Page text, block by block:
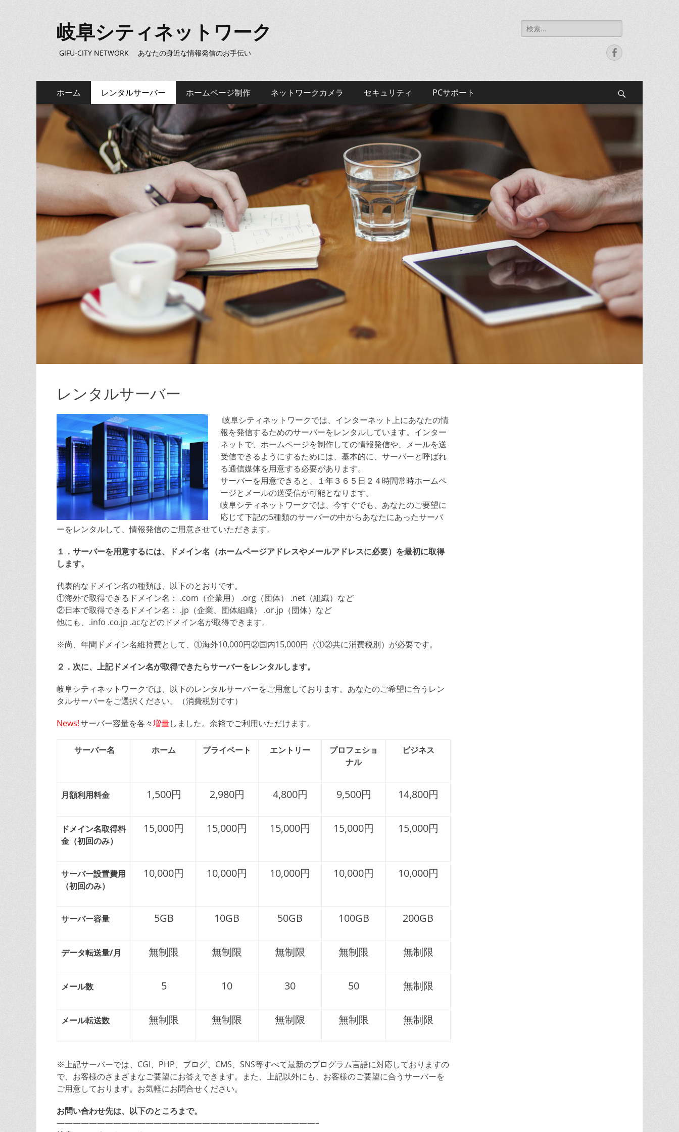
岐阜シティネットワーク
GIFU-CITY NETWORK あなたの身近な情報発信のお手伝い
検
索:
Facebook
メ
イ
ン
ニ
ー
テ
ン
プ
ホーム レンタルサーバー ホームページ制作 ネットワークカメラ セキュリティ PCサポート
レンタルサーバー
岐阜シティネットワークでは、インターネット上にあなたの情
報を発信するためのサーバーをレンタルしています。インター
ネットで、ホームページを制作しての情報発信や、メールを送
受信できるようにするためには、基本的に、サーバーと呼ばれ
る通信媒体を用意する必要があります。
サーバーを用意できると、１年３６５日２４時間常時ホームペ
ージとメールの送受信が可能となります。
岐阜シティネットワークでは、今すぐでも、あなたのご要望に
応じて下記の5種類のサーバーの中からあなたにあったサーバ
ーをレンタルして、情報発信のご用意させていただきます。
１．サーバーを用意するには、ドメイン名（ホームページアドレスやメールアドレスに必要）を最初に取得
します。
代表的なドメイン名の種類は、以下のとおりです。
①海外で取得できるドメイン名： .com（企業用） .org（団体） .net（組織）など
②日本で取得できるドメイン名： .jp（企業、団体組織） .or.jp（団体）など
他にも、.info .co.jp .acなどのドメイン名が取得できます。
※尚、年間ドメイン名維持費として、①海外10,000円②国内15,000円（①②共に消費税別）が必要です。
２．次に、上記ドメイン名が取得できたらサーバーをレンタルします。
岐阜シティネットワークでは、以下のレンタルサーバーをご用意しております。あなたのご希望に合うレン
タルサーバーをご選択ください。
（消費税別です）
News!サーバー容量を各々増量しました。余裕でご利用いただけます。
サーバー名 ホーム プライベート エントリー
プロフェショ
ナル
ビジネス
月額利用料金 1,500円 2,980円 4,800円 9,500円 14,800円
ドメイン名取得料
金（初回のみ）
15,000円 15,000円 15,000円 15,000円 15,000円
サーバー設置費用
（初回のみ）
10,000円 10,000円 10,000円 10,000円 10,000円
サーバー容量 5GB 10GB 50GB 100GB 200GB
データ転送量/月 無制限 無制限 無制限 無制限 無制限
メール数 5 10 30 50 無制限
メール転送数 無制限 無制限 無制限 無制限 無制限
※上記サーバーでは、CGI、PHP、ブログ、CMS、SNS等すべて最新のプログラム言語に対応しておりますの
で、お客様のさまざまなご要望にお答えできます。また、上記以外にも、お客様のご要望に合うサーバーを
ご用意しております。お気軽にお問合せください。
お問い合わせ先は、以下のところまで。
————————————————————————————————–